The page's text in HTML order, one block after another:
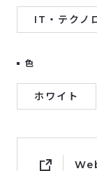
IT・テクノ
色
ホワイト